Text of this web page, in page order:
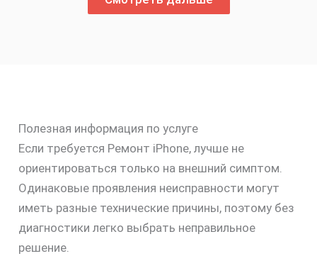
Полезная информация по услуге
Если требуется Ремонт iPhone, лучше не
ориентироваться только на внешний симптом.
Одинаковые проявления неисправности могут
иметь разные технические причины, поэтому без
диагностики легко выбрать неправильное
решение.